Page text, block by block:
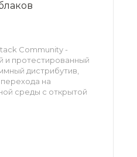
Community -
и протестированный
дистрибутив,
на
среды с открытой